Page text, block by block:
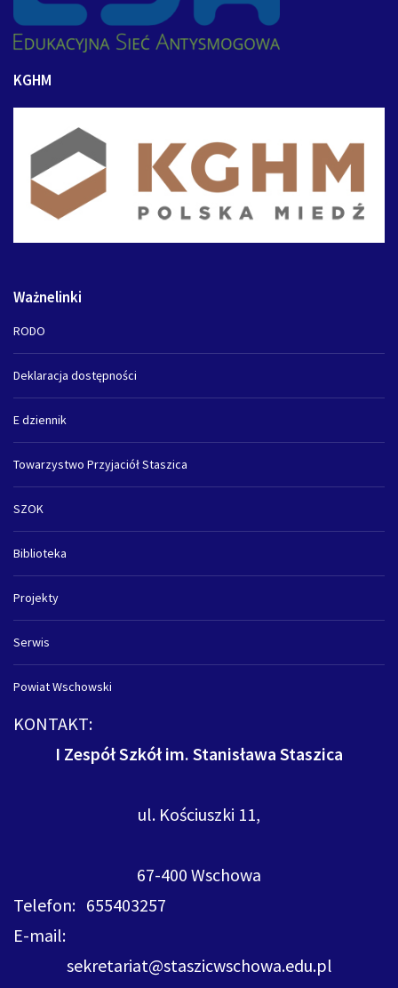
KGHM
Ważnelinki
RODO
Deklaracja dostępności
E dziennik
Towarzystwo Przyjaciół Staszica
SZOK
Biblioteka
Projekty
Serwis
Powiat Wschowski
KONTAKT:
I Zespół Szkół im. Stanisława Staszica
ul. Kościuszki 11,
67-400 Wschowa
Telefon: 655403257
E-mail:
sekretariat@staszicwschowa.edu.pl